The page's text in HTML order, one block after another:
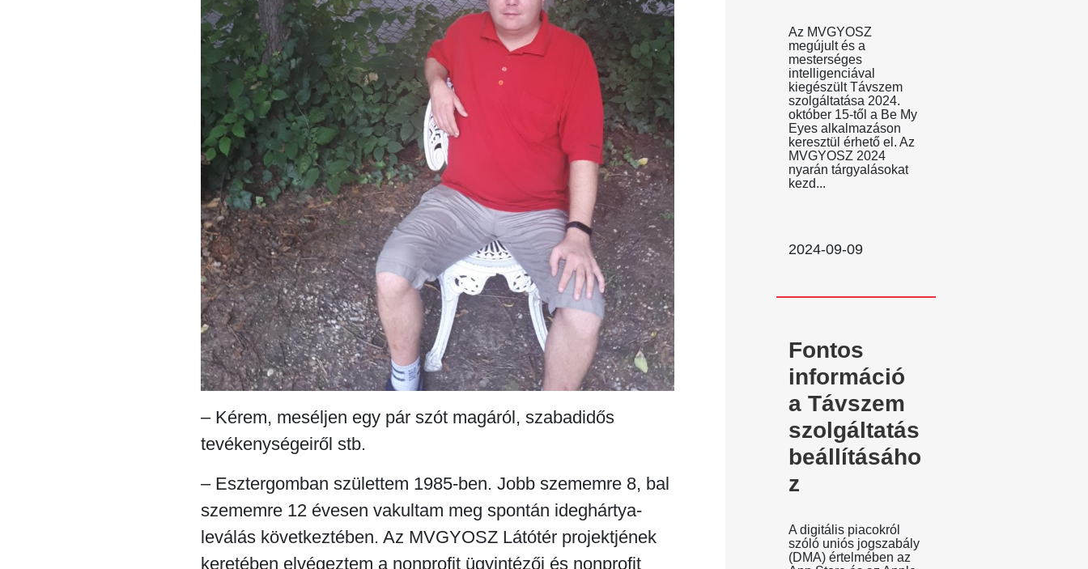
– Kérem, meséljen egy pár szót magáról, szabadidős
tevékenységeiről stb.
– Esztergomban születtem 1985-ben. Jobb szememre 8, bal
szememre 12 évesen vakultam meg spontán ideghártya-
leválás következtében. Az MVGYOSZ Látótér projektjének
keretében elvégeztem a nonprofit ügyintézői és nonprofit
Az MVGYOSZ
megújult és a
mesterséges
intelligenciával
kiegészült Távszem
szolgáltatása 2024.
október 15-től a Be My
Eyes alkalmazáson
keresztül érhető el. Az
MVGYOSZ 2024
nyarán tárgyalásokat
kezd...
2024-09-09
Fontos
információ
a Távszem
szolgáltatás
beállításáho
z
A digitális piacokról
szóló uniós jogszabály
(DMA) értelmében az